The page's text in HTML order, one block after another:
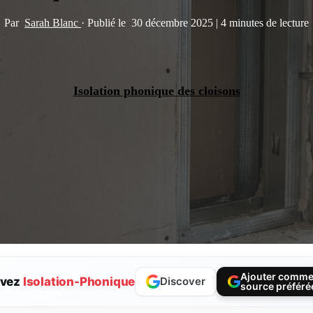
Par Sarah Blanc · Publié le 30 décembre 2025 | 4 minutes de lecture
Isolation phonique des cloisons
Isolation-Phonique Discover
Ajouter comme
source